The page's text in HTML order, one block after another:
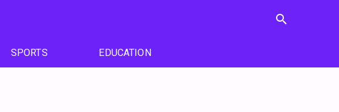
search
SPORTS EDUCATION